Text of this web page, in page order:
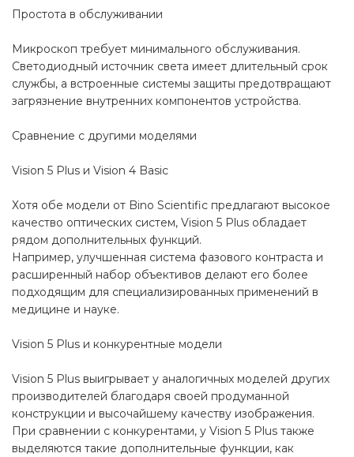
Простота в обслуживании
Микроскоп требует минимального обслуживания.
Светодиодный источник света имеет длительный срок
службы, а встроенные системы защиты предотвращают
загрязнение внутренних компонентов устройства.
Сравнение с другими моделями
Vision 5 Plus и Vision 4 Basic
Хотя обе модели от Bino Scientific предлагают высокое
качество оптических систем, Vision 5 Plus обладает
рядом дополнительных функций.
Например, улучшенная система фазового контраста и
расширенный набор объективов делают его более
подходящим для специализированных применений в
медицине и науке.
Vision 5 Plus и конкурентные модели
Vision 5 Plus выигрывает у аналогичных моделей других
производителей благодаря своей продуманной
конструкции и высочайшему качеству изображения.
При сравнении с конкурентами, у Vision 5 Plus также
выделяются такие дополнительные функции, как